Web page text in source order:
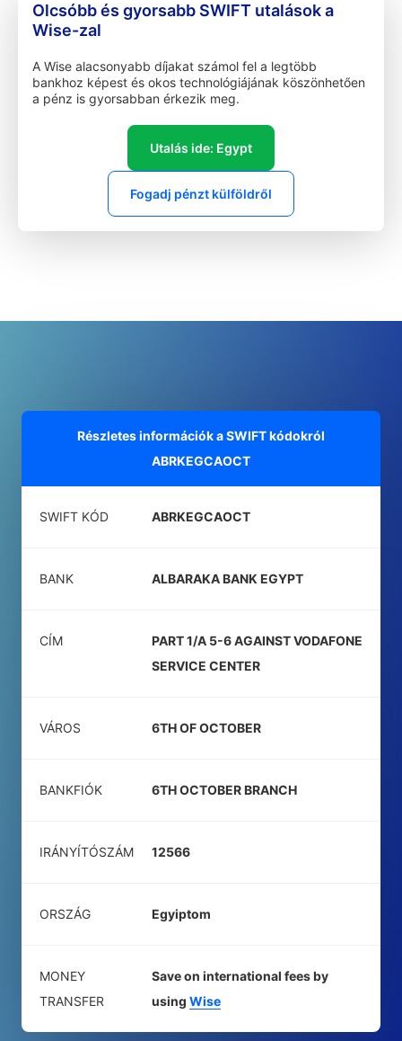
Olcsóbb és gyorsabb SWIFT utalások a
Wise-zal
A Wise alacsonyabb díjakat számol fel a legtöbb
bankhoz képest és okos technológiájának köszönhetően
a pénz is gyorsabban érkezik meg.
Utalás ide: Egypt
Fogadj pénzt külföldről
Részletes információk a SWIFT kódokról
ABRKEGCAOCT
SWIFT KÓD ABRKEGCAOCT
BANK ALBARAKA BANK EGYPT
CÍM
PART 1/A 5-6 AGAINST VODAFONE
SERVICE CENTER
VÁROS 6TH OF OCTOBER
BANKFIÓK 6TH OCTOBER BRANCH
IRÁNYÍTÓSZÁM 12566
ORSZÁG Egyiptom
MONEY
TRANSFER
Save on international fees by
using Wise